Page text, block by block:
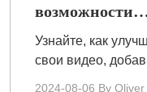
возможности
вашего
лучших
Узнайте, как
свои видео,
2024-08-06 By